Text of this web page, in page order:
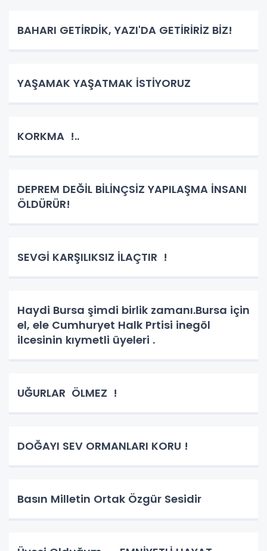
BAHARI GETİRDİK, YAZI'DA GETİRİRİZ BİZ!
YAŞAMAK YAŞATMAK İSTİYORUZ
KORKMA !..
DEPREM DEĞİL BİLİNÇSİZ YAPILAŞMA İNSANI
ÖLDÜRÜR!
SEVGİ KARŞILIKSIZ İLAÇTIR !
Haydi Bursa şimdi birlik zamanı.Bursa için
el, ele Cumhuryet Halk Prtisi inegöl
ilcesinin kıymetli üyeleri .
UĞURLAR ÖLMEZ !
DOĞAYI SEV ORMANLARI KORU !
Basın Milletin Ortak Özgür Sesidir